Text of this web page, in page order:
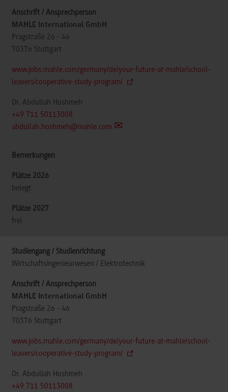
MAHLE International GmbH
Pragstraße 26 - 46
70376 Stuttgart
www.jobs.mahle.com/germany/de/your-future-at-mahle/school-
leavers/cooperative-study-program/
Dr. Abdullah Hoshmeh
+49 711 50113008
abdullah.hoshmeh@mahle.com
belegt
frei
Wirtschaftsingenieurwesen / Elektrotechnik
MAHLE International GmbH
Pragstraße 26 - 46
70376 Stuttgart
www.jobs.mahle.com/germany/de/your-future-at-mahle/school-
leavers/cooperative-study-program/
Dr. Abdullah Hoshmeh
+49 711 50113008